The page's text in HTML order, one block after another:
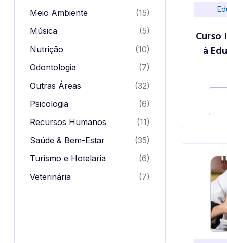
Meio Ambiente
(15)
Música
(5)
Nutrição
(10)
Odontologia
(7)
Outras Áreas
(32)
Psicologia
(6)
Recursos Humanos
(11)
Saúde & Bem-Estar
(35)
Turismo e Hotelaria
(6)
Veterinária
(7)
Curso
à